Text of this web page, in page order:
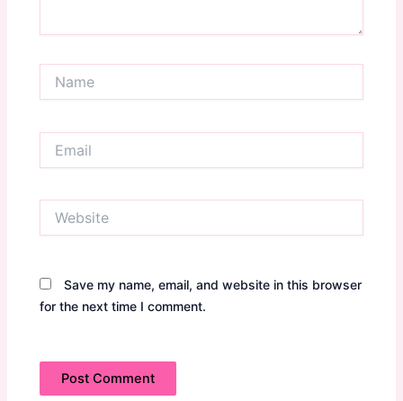
Save my name, email, and website in this browser
for the next time I comment.